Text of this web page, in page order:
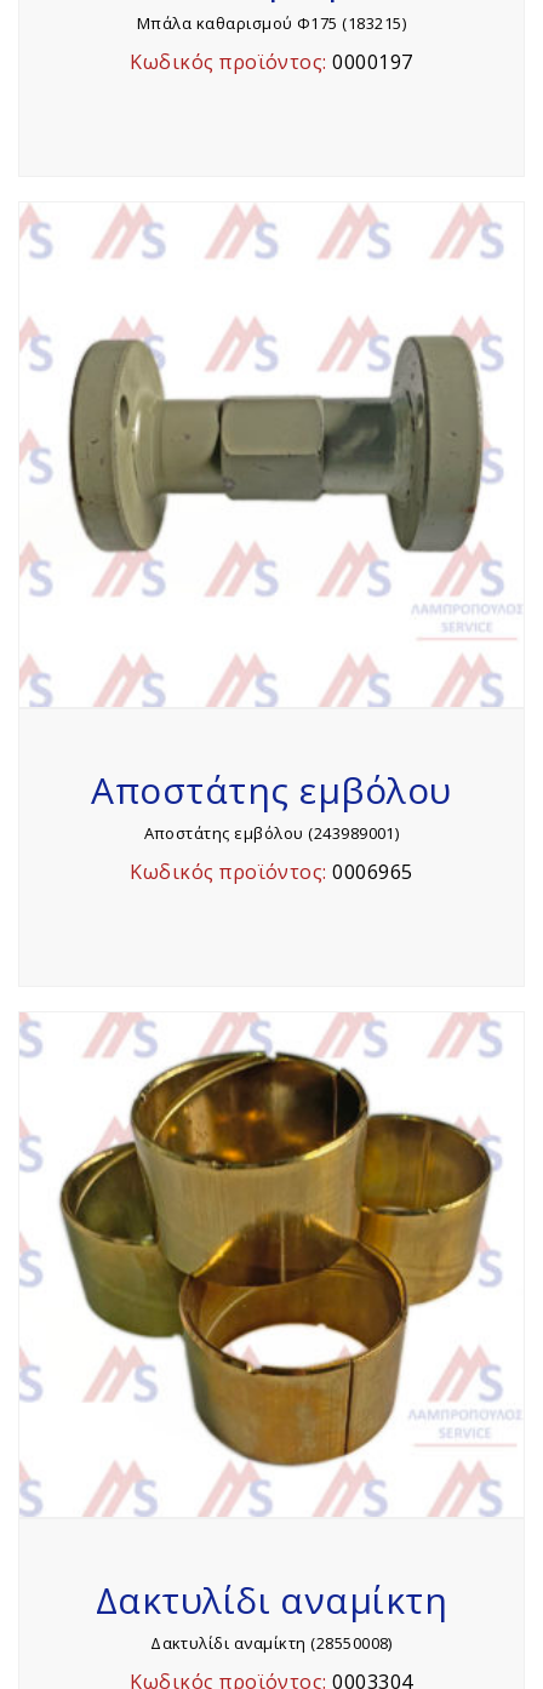
Μπάλα καθαρισμού Φ175 (183215)
Κωδικός προϊόντος:0000197
Αποστάτης εμβόλου
Αποστάτης εμβόλου (243989001)
Κωδικός προϊόντος:0006965
Δακτυλίδι αναμίκτη
Δακτυλίδι αναμίκτη (28550008)
Κωδικός προϊόντος:0003304